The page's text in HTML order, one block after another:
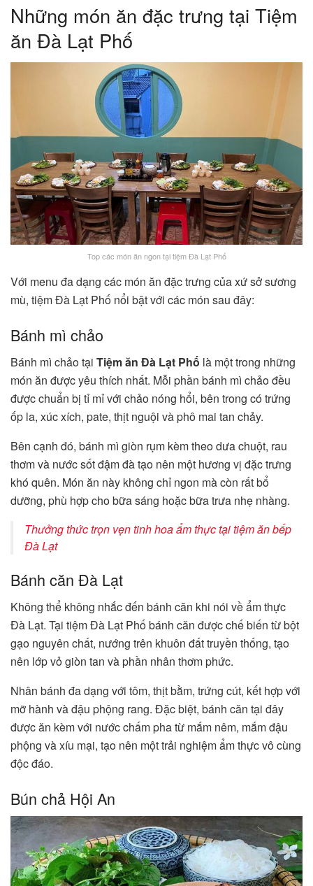
Những món ăn đặc trưng tại Tiệm
ăn Đà Lạt Phố
Top các món ăn ngon tại tiệm Đà Lạt Phố
Với menu đa dạng các món ăn đặc trưng của xứ sở sương
mù, tiệm Đà Lạt Phố nổi bật với các món sau đây:
Bánh mì chảo
Bánh mì chảo tại Tiệm ăn Đà Lạt Phố là một trong những
món ăn được yêu thích nhất. Mỗi phần bánh mì chảo đều
được chuẩn bị tỉ mỉ với chảo nóng hổi, bên trong có trứng
ốp la, xúc xích, pate, thịt nguội và phô mai tan chảy.
Bên cạnh đó, bánh mì giòn rụm kèm theo dưa chuột, rau
thơm và nước sốt đậm đà tạo nên một hương vị đặc trưng
khó quên. Món ăn này không chỉ ngon mà còn rất bổ
dưỡng, phù hợp cho bữa sáng hoặc bữa trưa nhẹ nhàng.
Thưởng thức trọn vẹn tinh hoa ẩm thực tại tiệm ăn bếp
Đà Lạt
Bánh căn Đà Lạt
Không thể không nhắc đến bánh căn khi nói về ẩm thực
Đà Lạt. Tại tiệm Đà Lạt Phố bánh căn được chế biến từ bột
gạo nguyên chất, nướng trên khuôn đất truyền thống, tạo
nên lớp vỏ giòn tan và phần nhân thơm phức.
Nhân bánh đa dạng với tôm, thịt bằm, trứng cút, kết hợp với
mỡ hành và đậu phộng rang. Đặc biệt, bánh căn tại đây
được ăn kèm với nước chấm pha từ mắm nêm, mắm đậu
phộng và xíu mại, tạo nên một trải nghiệm ẩm thực vô cùng
độc đáo.
Bún chả Hội An